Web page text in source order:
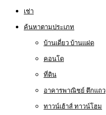
เช่า
ค้นหาตามประเภท
บ้านเดี่ยว บ้านแฝด
คอนโด
ที่ดิน
อาคารพาณิชย์ ตึกแถว
ทาวน์เฮ้าส์ ทาวน์โฮม